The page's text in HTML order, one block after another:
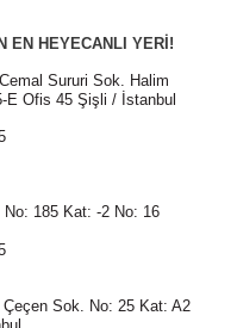
EN HEYECANLI YERİ!
Sururi Sok. Halim
E Ofis 45 Şişli / İstanbul
No: 185 Kat: -2 No: 16
Çeçen Sok. No: 25 Kat: A2